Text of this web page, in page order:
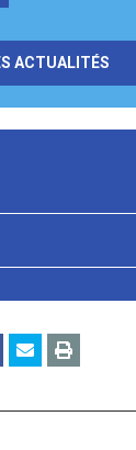
ACTUALITÉS